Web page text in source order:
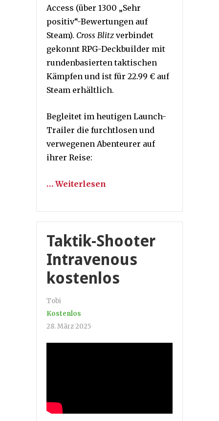
Access (über 1300 „Sehr
positiv“-Bewertungen auf
Steam). Cross Blitz verbindet
gekonnt RPG-Deckbuilder mit
rundenbasierten taktischen
Kämpfen und ist für 22.99 € auf
Steam erhältlich.
Begleitet im heutigen Launch-
Trailer die furchtlosen und
verwegenen Abenteurer auf
ihrer Reise:
… Weiterlesen
Taktik-Shooter
Intravenous
kostenlos
Tobi
Kostenlos
28. März 2025